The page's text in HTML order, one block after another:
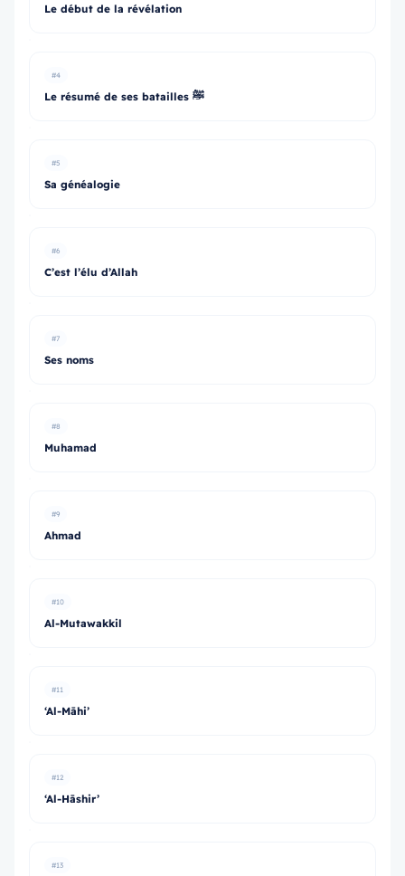
Le début de la révélation
#4
Le résumé de ses batailles ﷺ
#5
Sa généalogie
#6
C’est l’élu d’Allah
#7
Ses noms
#8
Muhamad
#9
Ahmad
#10
Al-Mutawakkil
#11
‘Al-Māhi’
#12
‘Al-Hāshir’
#13